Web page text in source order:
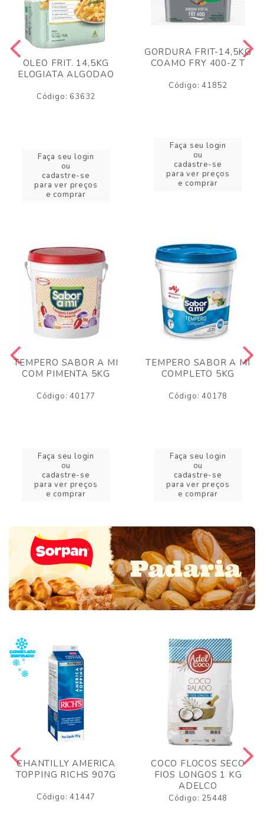
OLEO FRIT. 14,5KG
ELOGIATA ALGODAO
Código: 63632
Faça seu login
ou
cadastre-se
para ver preços
e comprar
GORDURA FRIT-14,5KG
COAMO FRY 400-Z T
Código: 41852
Faça seu login
ou
cadastre-se
para ver preços
e comprar
TEMPERO SABOR A MI
COM PIMENTA 5KG
Código: 40177
Faça seu login
ou
cadastre-se
para ver preços
e comprar
TEMPERO SABOR A MI
COMPLETO 5KG
Código: 40178
Faça seu login
ou
cadastre-se
para ver preços
e comprar
CHANTILLY AMERICA
TOPPING RICHS 907G
Código: 41447
COCO FLOCOS SECO
FIOS LONGOS 1 KG
ADELCO
Código: 25448